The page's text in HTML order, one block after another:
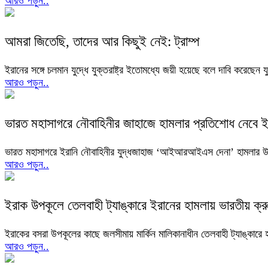
আমরা জিতেছি, তাদের আর কিছুই নেই: ট্রাম্প
ইরানের সঙ্গে চলমান যুদ্ধে যুক্তরাষ্ট্র ইতোমধ্যে জয়ী হয়েছে বলে দাবি
আরও পড়ুন..
ভারত মহাসাগরে নৌবাহিনীর জাহাজে হামলার প্রতিশোধ নেবে
ভারত মহাসাগরে ইরানি নৌবাহিনীর যুদ্ধজাহাজ ‘আইআরআইএস দেনা’ হামলার
আরও পড়ুন..
ইরাক উপকূলে তেলবাহী ট্যাঙ্কারে ইরানের হামলায় ভারতীয়
ইরাকের বসরা উপকূলের কাছে জলসীমায় মার্কিন মালিকানাধীন তেলবাহী
আরও পড়ুন..